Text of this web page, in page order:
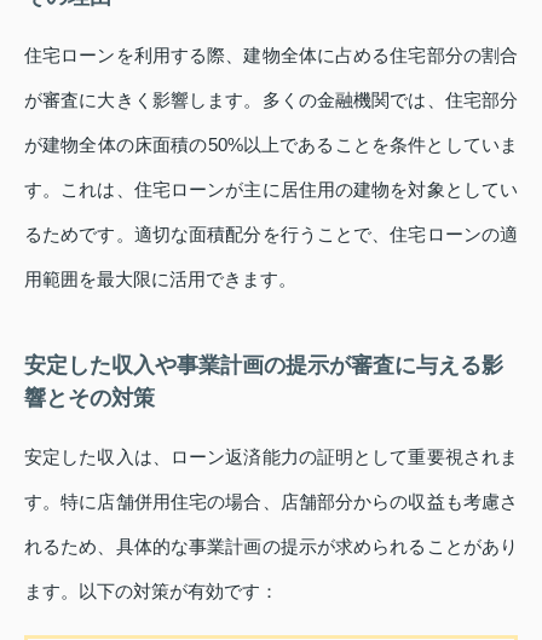
住宅ローンを利用する際、建物全体に占める住宅部分の割合
が審査に大きく影響します。多くの金融機関では、住宅部分
が建物全体の床面積の50%以上であることを条件としていま
す。これは、住宅ローンが主に居住用の建物を対象としてい
るためです。適切な面積配分を行うことで、住宅ローンの適
用範囲を最大限に活用できます。
安定した収入や事業計画の提示が審査に与える影
響とその対策
安定した収入は、ローン返済能力の証明として重要視されま
す。特に店舗併用住宅の場合、店舗部分からの収益も考慮さ
れるため、具体的な事業計画の提示が求められることがあり
ます。以下の対策が有効です：